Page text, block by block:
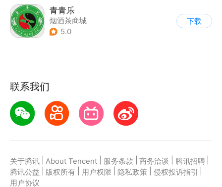
青青乐
烟酒茶商城
5.0
下载
联系我们
关于腾讯 About Tencent 服务条款 商务洽谈 腾讯招聘
腾讯公益
版权所有 用户权限 隐私政策 侵权投诉指引
用户协议